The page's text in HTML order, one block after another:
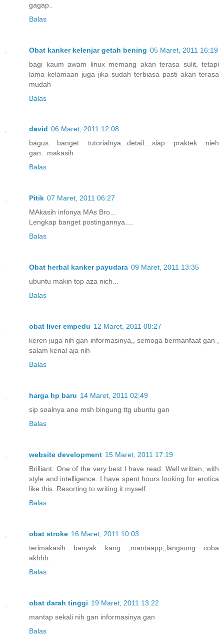
gagap..
Balas
Obat kanker kelenjar getah bening 05 Maret, 2011 16:19
bagi kaum awam linux memang akan terasa sulit, tetapi
lama kelamaan juga jika sudah terbiasa pasti akan terasa
mudah
Balas
david 06 Maret, 2011 12:08
bagus banget tutorialnya...detail....siap praktek nieh
gan...makasih
Balas
Pitik 07 Maret, 2011 06:27
MAkasih infonya MAs Bro...
Lengkap banget postingannya....
Balas
Obat herbal kanker payudara 09 Maret, 2011 13:35
ubuntu makin top aza nich...
Balas
obat liver empedu 12 Maret, 2011 08:27
keren juga nih gan informasinya,, semoga bermanfaat gan ,
salam kenal aja nih
Balas
harga hp baru 14 Maret, 2011 02:49
sip soalnya ane msh bingung ttg ubuntu gan
Balas
website development 15 Maret, 2011 17:19
Brilliant. One of the very best I have read. Well written, with
style and intelligence. I have spent hours looking for erotica
like this. Resorting to writing it myself.
Balas
obat stroke 16 Maret, 2011 10:03
terimakasih banyak kang ,mantaapp,,langsung coba
akhhh..
Balas
obat darah tinggi 19 Maret, 2011 13:22
mantap sekali nih gan informasinya gan
Balas